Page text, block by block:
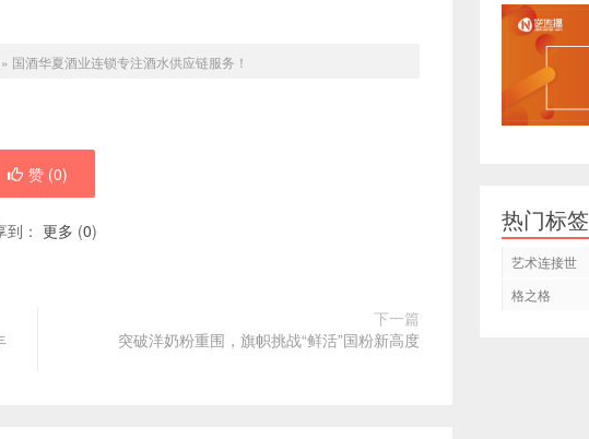
» 国酒华夏酒业连锁专注酒水供应链服务！
赞 (0)
到： 更多 (0)
下一篇
突破洋奶粉重围，旗帜挑战“鲜活”国粉新高度
热门标签
艺术连接世
格之格